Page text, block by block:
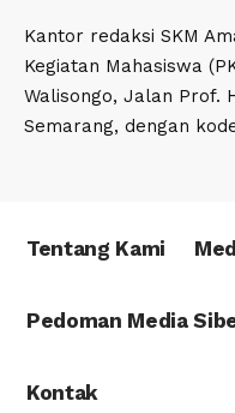
Kantor redaksi SKM
Kegiatan Mahasiswa
Walisongo, Jalan Prof.
Semarang, dengan
Tentang Kami
Pedoman Media
Kontak